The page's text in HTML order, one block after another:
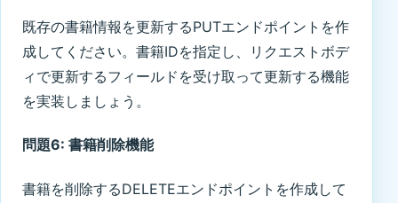
既存の書籍情報を更新するPUTエンドポイントを作
成してください。書籍IDを指定し、リクエストボデ
ィで更新するフィールドを受け取って更新する機能
を実装しましょう。
問題6: 書籍削除機能
書籍を削除するDELETEエンドポイントを作成して